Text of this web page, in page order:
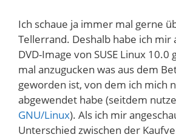
Ich schaue ja immer mal gerne
Tellerrand. Deshalb habe ich mir
DVD-Image von SUSE Linux
mal anzugucken was aus dem
geworden ist, von dem ich mich
abgewendet habe (seitdem
GNU/Linux). Als ich mir
Unterschied zwischen der